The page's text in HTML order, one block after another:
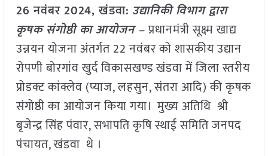
26 नवंबर 2024,खंडवा: उद्यानिकी विभाग द्वारा
कृषक संगोष्ठी का आयोजन –प्रधानमंत्री सूक्ष्म खाद्य
उन्नयन योजना अंतर्गत 22 नवंबर को शासकीय उद्यान
रोपणी बोरगांव खुर्द विकासखण्ड खंडवा में जिला स्तरीय
प्रोडक्ट कांक्लेव (प्याज, लहसुन, संतरा आदि) की कृषक
संगोष्ठी का आयोजन किया गया। मुख्य अतिथि श्री
बृजेन्द्र सिंह पंवार, सभापति कृषि स्थाई समिति जनपद
पंचायत, खंडवा थे ।